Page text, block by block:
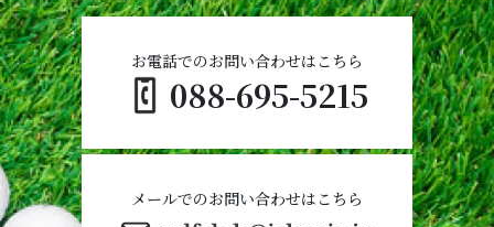
088-695-5215
お電話でのお問い合わせはこちら
メールでのお問い合わせはこちら